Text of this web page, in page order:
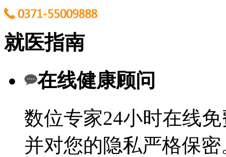
就医指南
在线健康顾问
数位专家24小时在线
并对您的隐私严格保密